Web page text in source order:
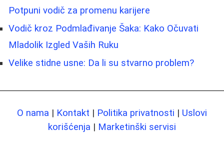
Potpuni vodič za promenu karijere
Vodič kroz Podmlađivanje Šaka: Kako Očuvati
Mladolik Izgled Vaših Ruku
Velike stidne usne: Da li su stvarno problem?
O nama | Kontakt | Politika privatnosti | Uslovi
korišćenja | Marketinški servisi